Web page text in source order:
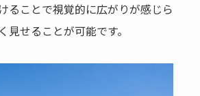
ることで視覚的に広がりが感じら
見せることが可能です。